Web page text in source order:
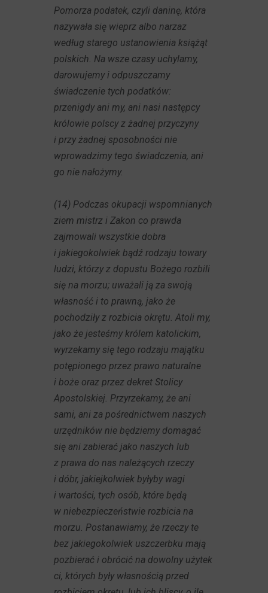
Pomorza podatek, czyli daninę, która
nazywała się wieprz albo narzaz
według starego ustanowienia książąt
polskich. Na wsze czasy uchylamy,
darowujemy i odpuszczamy
świadczenie tych podatków:
przenigdy ani my, ani nasi następcy
królowie polscy z żadnej przyczyny
i przy żadnej sposobności nie
wprowadzimy tego świadczenia, ani
go nie nałożymy.
(14) Podczas okupacji wspomnianych
ziem mistrz i Zakon co prawda
zajmowali wszystkie dobra
i jakiegokolwiek bądź rodzaju towary
ludzi, którzy z dopustu Bożego rozbili
się na morzu; uważali ją za swoją
własność i to prawną, jako że
pochodziły z rozbicia okrętu. Atoli my,
jako że jesteśmy królem katolickim,
wyrzekamy się tego rodzaju majątku
potępionego przez prawo naturalne
i boże oraz przez dekret Stolicy
Apostolskiej. Przyrzekamy, że ani
sami, ani za pośrednictwem naszych
urzędników nie będziemy domagać
się ani zabierać jako naszych lub
z prawa do nas należących rzeczy
i dóbr, jakiejkolwiek byłyby wagi
i wartości, tych osób, które będą
w niebezpieczeństwie rozbicia na
morzu. Postanawiamy, że rzeczy te
bez jakiegokolwiek uszczerbku mają
pozbierać i obrócić na dowolny użytek
ci, których były własnością przed